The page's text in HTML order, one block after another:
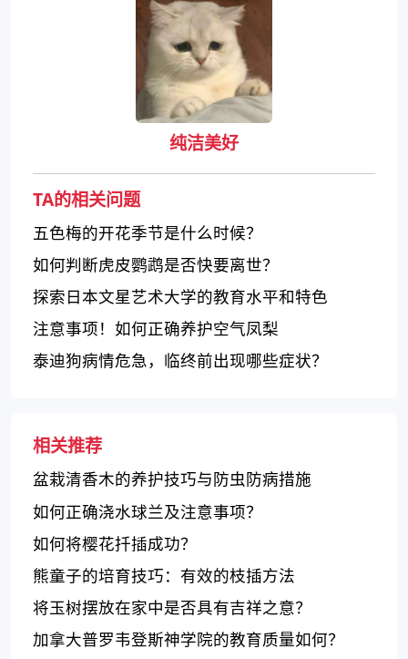
纯洁美好
TA的相关问题
五色梅的开花季节是什么时候？
如何判断虎皮鹦鹉是否快要离世？
探索日本文星艺术大学的教育水平和特色
注意事项！如何正确养护空气凤梨
泰迪狗病情危急，临终前出现哪些症状？
相关推荐
盆栽清香木的养护技巧与防虫防病措施
如何正确浇水球兰及注意事项？
如何将樱花扦插成功？
熊童子的培育技巧：有效的枝插方法
将玉树摆放在家中是否具有吉祥之意？
加拿大普罗韦登斯神学院的教育质量如何？